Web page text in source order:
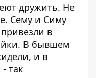
дружить. Не
Сему и Симу
в
В бывшем
и в
так